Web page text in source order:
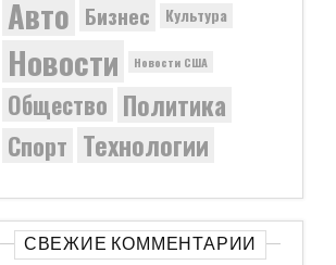
Авто Бизнес Культура
Новости Новости США
Общество Политика
Спорт Технологии
СВЕЖИЕ КОММЕНТАРИИ